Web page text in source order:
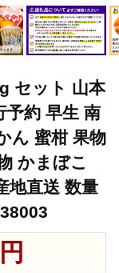
セット 山本
予約 早生 南
ん 蜜柑 果物
かまぼこ
地直送 数量